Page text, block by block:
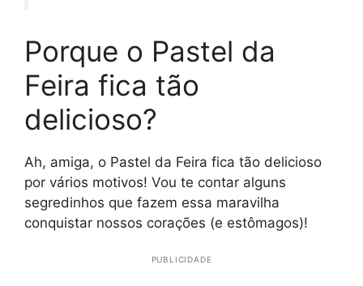
Porque o Pastel da
Feira fica tão
delicioso?
Ah, amiga, o Pastel da Feira fica tão delicioso
por vários motivos! Vou te contar alguns
segredinhos que fazem essa maravilha
conquistar nossos corações (e estômagos)!
PUBLICIDADE